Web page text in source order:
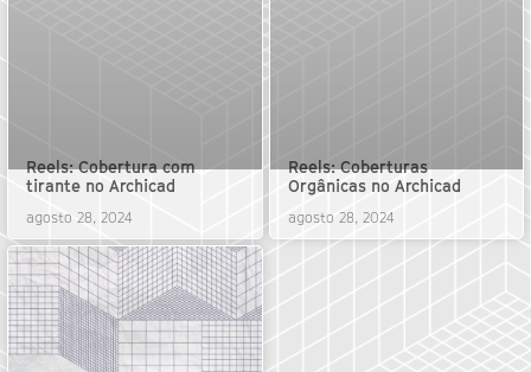
Reels: Cobertura com
tirante no Archicad
agosto 28, 2024
Reels: Coberturas
Orgânicas no Archicad
agosto 28, 2024